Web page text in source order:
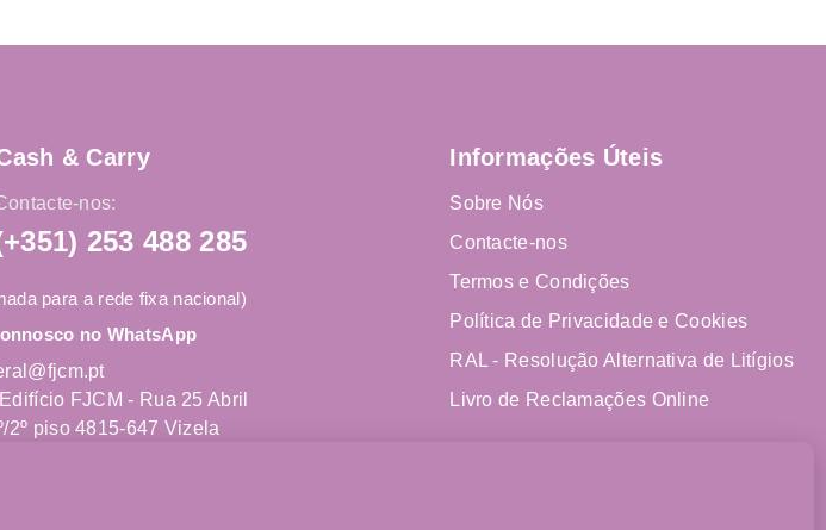
& Carry
nos:
253 488 285
para a rede fixa nacional)
no WhatsApp
FJCM - Rua 25 Abril
2º piso 4815-647 Vizela
Informações Úteis
Sobre Nós
Contacte-nos
Termos e Condições
Política de Privacidade e Cookies
RAL - Resolução Alternativa de Litígios
Livro de Reclamações Online